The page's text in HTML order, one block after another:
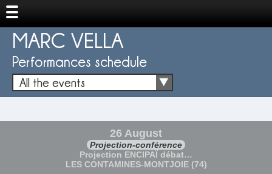
MARC VELLA
Performances schedule
All the events
26 August
Projection-conférence
Projection ENCIPAÏ débat…
LES CONTAMINES-MONTJOIE (74)